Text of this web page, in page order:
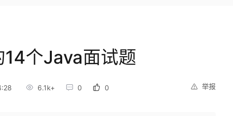
个Java面试题
举报
6.1k+ 0 0